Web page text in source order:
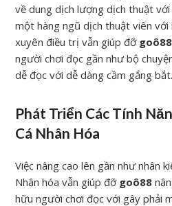
về dung dịch lượng dịch thuật
một hàng ngũ dịch thuật viên
xuyên điều trị vẫn giúp đỡ goô88
người chơi đọc gần như bộ
dễ đọc với dễ dàng cầm gắng bắt.
Phát Triển Các Tính
Cá Nhân Hóa
Việc nâng cao lên gần như nhân
Nhân hóa vẫn giúp đỡ goô88
hữu người chơi đọc với gây phải